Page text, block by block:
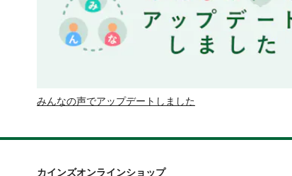
みんなの声でアップデートしました
カインズオンラインショップ